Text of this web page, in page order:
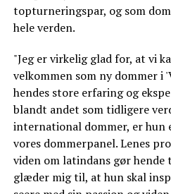
topturneringspar, og som
hele verden.
"Jeg er virkelig glad for, at vi
velkommen som ny dommer i
hendes store erfaring og
blandt andet som tidligere
international dommer, er
vores dommerpanel. Lenes
viden om latindans gør hende
glæder mig til, at hun skal